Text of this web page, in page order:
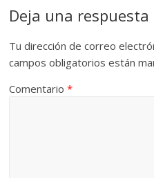
Deja una respuesta
Tu dirección de correo
campos obligatorios están
Comentario*